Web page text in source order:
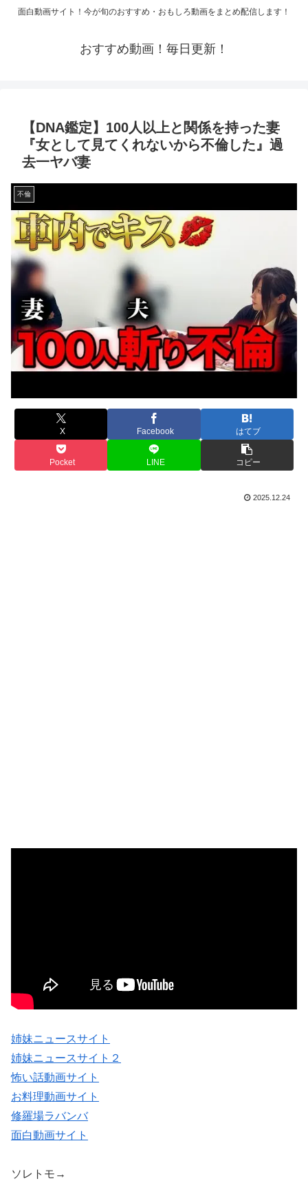
面白動画サイト！今が旬のおすすめ・おもしろ動画をまとめ配信します！
おすすめ動画！毎日更新！
【DNA鑑定】100人以上と関係を持った妻
『女として見てくれないから不倫した』過
去一ヤバ妻
不倫
X Facebook はてブ
Pocket LINE コピー
2025.12.24
姉妹ニュースサイト
姉妹ニュースサイト２
怖い話動画サイト
お料理動画サイト
修羅場ラバンバ
面白動画サイト
ソレトモ→